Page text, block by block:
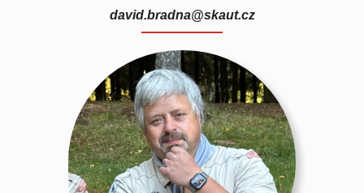
david.bradna@skaut.cz